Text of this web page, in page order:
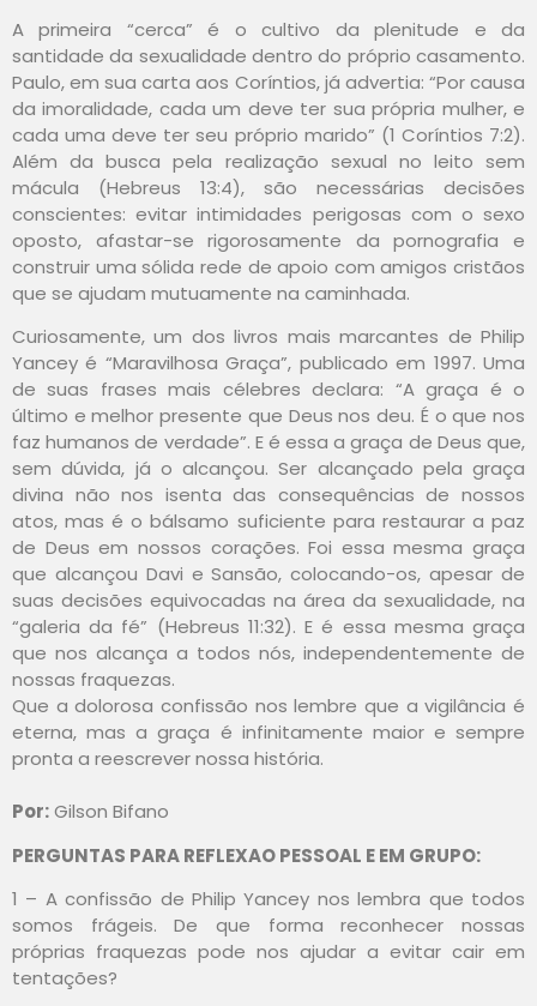
A primeira “cerca” é o cultivo da plenitude e da
santidade da sexualidade dentro do próprio casamento.
Paulo, em sua carta aos Coríntios, já advertia: “Por causa
da imoralidade, cada um deve ter sua própria mulher, e
cada uma deve ter seu próprio marido” (1 Coríntios 7:2).
Além da busca pela realização sexual no leito sem
mácula (Hebreus 13:4), são necessárias decisões
conscientes: evitar intimidades perigosas com o sexo
oposto, afastar-se rigorosamente da pornografia e
construir uma sólida rede de apoio com amigos cristãos
que se ajudam mutuamente na caminhada.
Curiosamente, um dos livros mais marcantes de Philip
Yancey é “Maravilhosa Graça”, publicado em 1997. Uma
de suas frases mais célebres declara: “A graça é o
último e melhor presente que Deus nos deu. É o que nos
faz humanos de verdade”. E é essa a graça de Deus que,
sem dúvida, já o alcançou. Ser alcançado pela graça
divina não nos isenta das consequências de nossos
atos, mas é o bálsamo suficiente para restaurar a paz
de Deus em nossos corações. Foi essa mesma graça
que alcançou Davi e Sansão, colocando-os, apesar de
suas decisões equivocadas na área da sexualidade, na
“galeria da fé” (Hebreus 11:32). E é essa mesma graça
que nos alcança a todos nós, independentemente de
nossas fraquezas.
Que a dolorosa confissão nos lembre que a vigilância é
eterna, mas a graça é infinitamente maior e sempre
pronta a reescrever nossa história.
Por:Gilson Bifano
PERGUNTAS PARA REFLEXAO PESSOAL E EM GRUPO:
1 – A confissão de Philip Yancey nos lembra que todos
somos frágeis. De que forma reconhecer nossas
próprias fraquezas pode nos ajudar a evitar cair em
tentações?